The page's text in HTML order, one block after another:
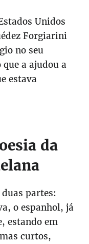
Unidos
Forgiarini
no seu
a ajudou a
estava
da
partes:
o espanhol, já
estando em
curtos,